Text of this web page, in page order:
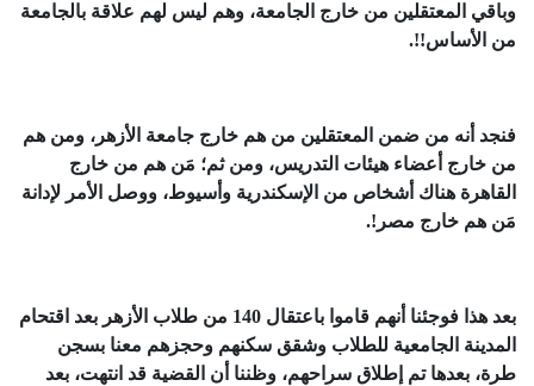
وباقي المعتقلين من خارج الجامعة، وهم ليس لهم علاقة بالجامعة
من الأساس!!.
فنجد أنه من ضمن المعتقلين من هم خارج جامعة الأزهر، ومن هم
من خارج أعضاء هيئات التدريس، ومن ثم؛ مَن هم من خارج
القاهرة هناك أشخاص من الإسكندرية وأسيوط، ووصل الأمر لإدانة
مَن هم خارج مصر!.
بعد هذا فوجئنا أنهم قاموا باعتقال 140 من طلاب الأزهر بعد اقتحام
المدينة الجامعية للطلاب وشقق سكنهم وحجزهم معنا بسجن
طرة، بعدها تم إطلاق سراحهم، وظننا أن القضية قد انتهت، بعد